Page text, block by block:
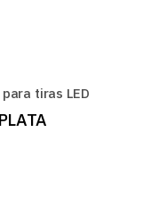
tiras LED